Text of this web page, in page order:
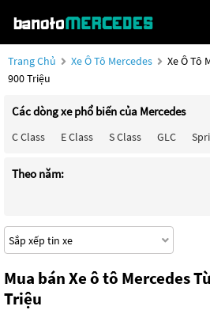
Trang Chủ Xe Ô Tô Mercedes
Xe Ô Tô
900 Triệu
Các dòng xe phổ biến của Mercedes
C Class E Class S Class GLC
Theo năm:
Mua bán Xe ô tô Mercedes
Triệu